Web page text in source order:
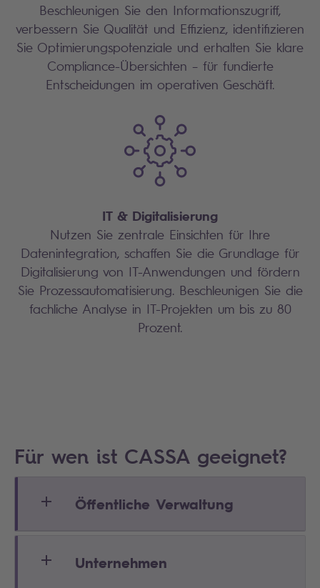
Beschleunigen Sie den Informationszugriff,
verbessern Sie Qualität und Effizienz, identifizieren
Sie Optimierungspotenziale und erhalten Sie klare
Compliance-Übersichten – für fundierte
Entscheidungen im operativen Geschäft.
IT & Digitalisierung
Nutzen Sie zentrale Einsichten für Ihre
Datenintegration, schaffen Sie die Grundlage für
Digitalisierung von IT-Anwendungen und fördern
Sie Prozessautomatisierung. Beschleunigen Sie die
fachliche Analyse in IT-Projekten um bis zu 80
Prozent.
Für wen ist CASSA geeignet?
Öffentliche Verwaltung
Unternehmen